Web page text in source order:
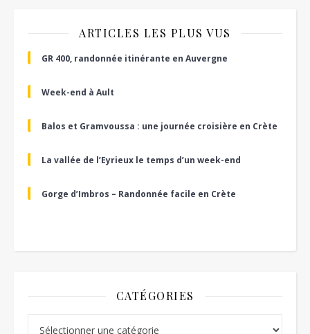
ARTICLES LES PLUS VUS
GR 400, randonnée itinérante en Auvergne
Week-end à Ault
Balos et Gramvoussa : une journée croisière en Crète
La vallée de l’Eyrieux le temps d’un week-end
Gorge d’Imbros – Randonnée facile en Crète
CATÉGORIES